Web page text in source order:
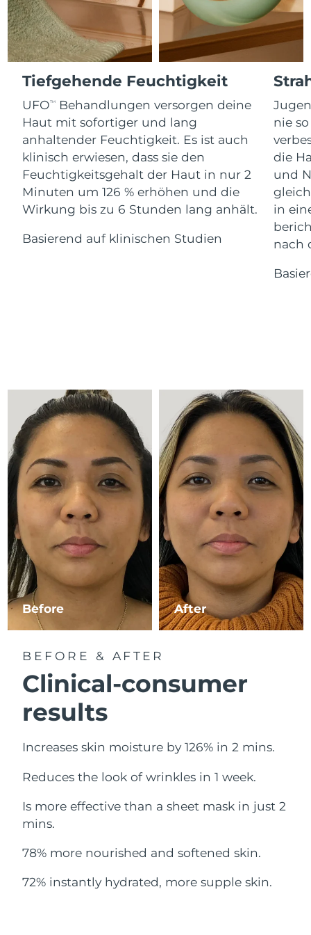
Tiefgehende Feuchtigkeit
UFOTM
Behandlungen versorgen deine
Haut mit sofortiger und lang
anhaltender Feuchtigkeit. Es ist auch
klinisch erwiesen, dass sie den
Feuchtigkeitsgehalt der Haut in nur 2
Minuten um 126 % erhöhen und die
Wirkung bis zu 6 Stunden lang anhält.
Basierend auf klinischen Studien
nie
die
und
in
nach
Before After
BEFORE & AFTER
Clinical-consumer
results
Increases skin moisture by 126% in 2 mins.
Reduces the look of wrinkles in 1 week.
Is more effective than a sheet mask in just 2
mins.
78% more nourished and softened skin.
72% instantly hydrated, more supple skin.
For healthy hair
Kosmetik Männer
Kaufe alles
FOREO APP
ÜBER
Isle of Man Erwartete Lieferung8/12/26
Israel Erwartete Lieferung8/14/26
Italien Erwartete Lieferung
Japan Erwartete Lieferung 8/13/26
Jersey Erwartete Lieferung 8/15/26
Kasachstan Erwartete Lieferung 8/12/26
8/10/26
Sonderverwaltungsregion
Macau
Erwartete Lieferung8/12/26
Malaysia Erwartete Lieferung 8/13/26
Malta Erwartete Lieferung8/10/26
Mexiko Erwartete Lieferung 8/14/26
Monaco Erwartete Lieferung
Niederlande Erwartete Lieferung 8/10/26
Neuseeland Erwartete Lieferung 8/10/26
Norwegen Erwartete Lieferung8/10/26
Oman
Philippinen Erwartete Lieferung
Katar
Réunion Erwartete Lieferung 8/15/26
Erwartete Lieferung